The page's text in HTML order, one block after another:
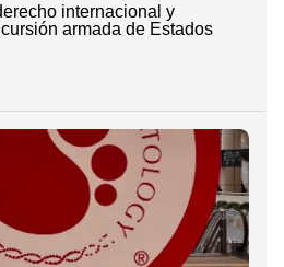
internacional y
armada de Estados